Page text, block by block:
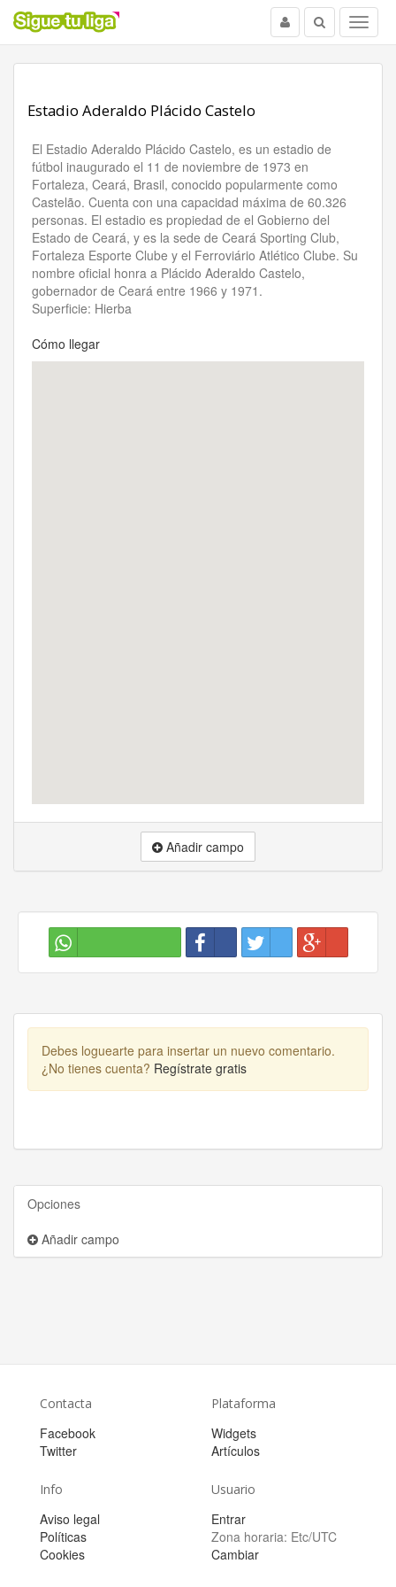
Menu
Buscar
Usuario
Estadio Aderaldo Plácido Castelo
El Estadio Aderaldo Plácido Castelo, es un estadio de
fútbol inaugurado el 11 de noviembre de 1973 en
Fortaleza, Ceará, Brasil, conocido popularmente como
Castelão. Cuenta con una capacidad máxima de 60.326
personas. El estadio es propiedad de el Gobierno del
Estado de Ceará, y es la sede de Ceará Sporting Club,
Fortaleza Esporte Clube y el Ferroviário Atlético Clube. Su
nombre oficial honra a Plácido Aderaldo Castelo,
gobernador de Ceará entre 1966 y 1971.
Superficie: Hierba
Cómo llegar
Añadir campo
Debes loguearte para insertar un nuevo comentario.
¿No tienes cuenta? Regístrate gratis
Opciones
Añadir campo
Contacta
Facebook
Twitter
Plataforma
Widgets
Artículos
Info
Aviso legal
Políticas
Cookies
Usuario
Entrar
Zona horaria: Etc/UTC
Cambiar